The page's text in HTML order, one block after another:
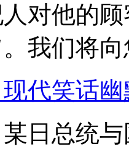
对他的
我们将
代笑话
日总统